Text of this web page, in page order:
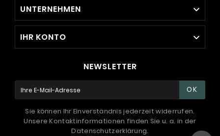
UNTERNEHMEN 
IHR KONTO 
NEWSLETTER
OK
Sie können Ihr Einverständnis jederzeit widerrufen.
Unsere Kontaktinformationen finden Sie u. a. in der
Datenschutzerklärung.